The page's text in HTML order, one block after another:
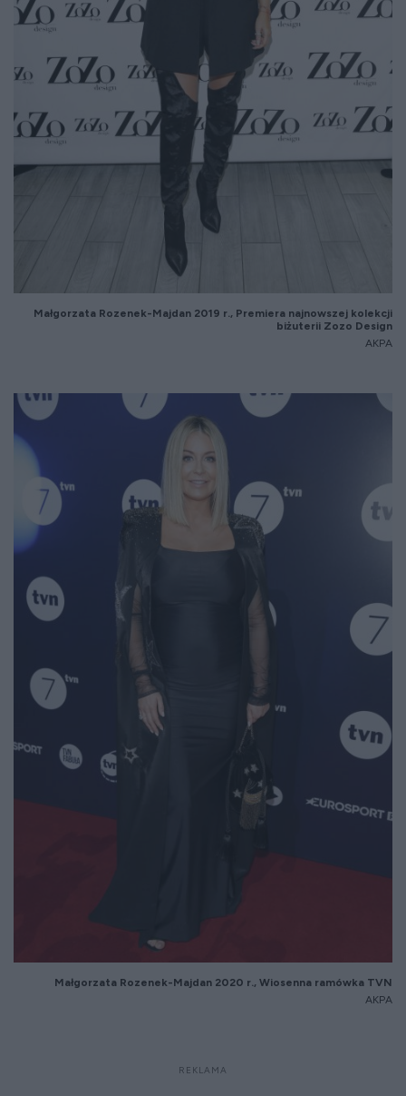
Małgorzata Rozenek-Majdan 2019 r., Premiera najnowszej kolekcji
biżuterii Zozo Design
AKPA
Małgorzata Rozenek-Majdan 2020 r., Wiosenna ramówka TVN
AKPA